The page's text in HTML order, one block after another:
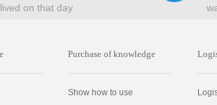
on that day
Purchase of knowledge
Show how to use